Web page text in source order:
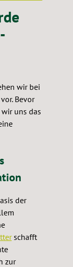
wir bei
Bevor
uns das
der
schafft
zur